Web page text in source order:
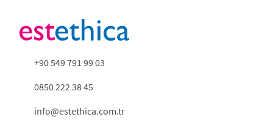
+90 549 791 99 03
0850 222 38 45
info@estethica.com.tr